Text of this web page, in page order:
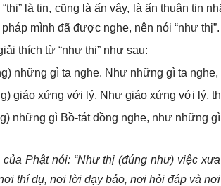
là tin, cũng là ấn vậy, là ấn thuận tin
mình đã được nghe, nên nói “như thị”.
thích từ “như thị” như sau:
những gì ta nghe. Như những gì ta
giáo xứng với lý. Như giáo xứng với lý,
những gì Bồ-tát đồng nghe, như những
Phật nói: “Như thị (đúng như) việc
thí dụ, nơi lời dạy bảo, nơi hỏi đáp và